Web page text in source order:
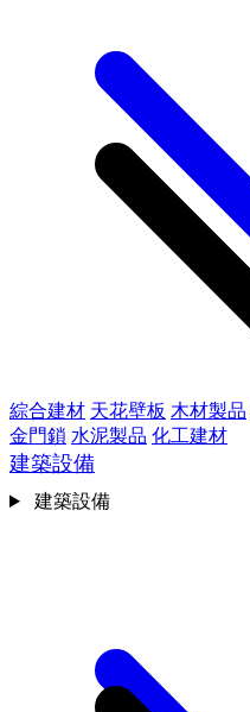
綜合建材 天花壁板 木材製品
金門鎖 水泥製品 化工建材
建築設備
建築設備